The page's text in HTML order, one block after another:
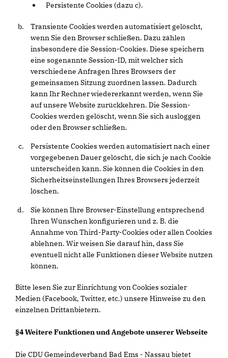
Persistente Cookies (dazu c).
Transiente Cookies werden automatisiert gelöscht,
wenn Sie den Browser schließen. Dazu zählen
insbesondere die Session-Cookies. Diese speichern
eine sogenannte Session-ID, mit welcher sich
verschiedene Anfragen Ihres Browsers der
gemeinsamen Sitzung zuordnen lassen. Dadurch
kann Ihr Rechner wiedererkannt werden, wenn Sie
auf unsere Website zurückkehren. Die Session-
Cookies werden gelöscht, wenn Sie sich ausloggen
oder den Browser schließen.
Persistente Cookies werden automatisiert nach einer
vorgegebenen Dauer gelöscht, die sich je nach Cookie
unterscheiden kann. Sie können die Cookies in den
Sicherheitseinstellungen Ihres Browsers jederzeit
löschen.
Sie können Ihre Browser-Einstellung entsprechend
Ihren Wünschen konfigurieren und z. B. die
Annahme von Third-Party-Cookies oder allen Cookies
ablehnen. Wir weisen Sie darauf hin, dass Sie
eventuell nicht alle Funktionen dieser Website nutzen
können.
Bitte lesen Sie zur Einrichtung von Cookies sozialer
Medien (Facebook, Twitter, etc.) unsere Hinweise zu den
einzelnen Drittanbietern.
§4 Weitere Funktionen und Angebote unserer Webseite
Die CDU Gemeindeverband Bad Ems - Nassau bietet